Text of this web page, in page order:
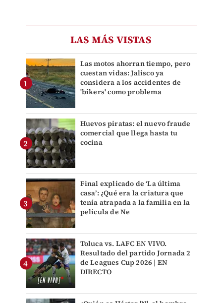
LAS MÁS VISTAS
Las motos ahorran tiempo, pero
cuestan vidas: Jalisco ya
considera a los accidentes de
'bikers' como problema
Huevos piratas: el nuevo fraude
comercial que llega hasta tu
cocina
Final explicado de ‘La última
casa’: ¿Qué era la criatura que
tenía atrapada a la familia en la
película de Ne
Toluca vs. LAFC EN VIVO.
Resultado del partido Jornada 2
de Leagues Cup 2026 | EN
DIRECTO